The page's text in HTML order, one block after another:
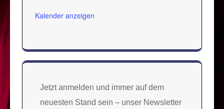
Kalender anzeigen
Jetzt anmelden und immer auf dem
neuesten Stand sein – unser Newsletter